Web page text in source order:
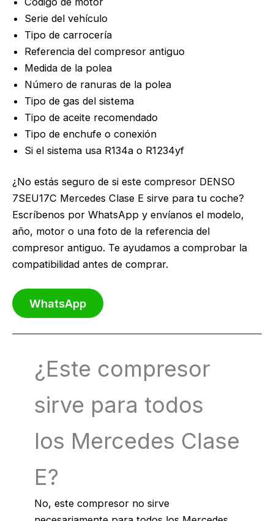
Serie del vehículo
Tipo de carrocería
Referencia del compresor antiguo
Medida de la polea
Número de ranuras de la polea
Tipo de gas del sistema
Tipo de aceite recomendado
Tipo de enchufe o conexión
Si el sistema usa R134a o R1234yf
¿No estás seguro de si este compresor DENSO
7SEU17C Mercedes Clase E sirve para tu coche?
Escríbenos por WhatsApp y envíanos el modelo,
año, motor o una foto de la referencia del
compresor antiguo. Te ayudamos a comprobar la
compatibilidad antes de comprar.
WhatsApp
¿Este compresor
sirve para todos
los Mercedes Clase
E?
No, este compresor no sirve